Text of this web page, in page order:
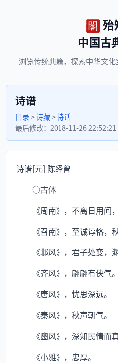
殆
中国古
浏览传统典籍， 探索中华文化
诗谱
目录>诗藏>诗话
最后修改： 2018-11-26 22:52:21
诗谱[元] 陈绎曾
○古体
《周南》，不离日用间，
《召南》，至诚谆恪，秋
《邶风》，君子处变，渊
《齐风》，翩翩有侠气。
《唐风》，忧思深远。
《秦风》，秋声朝气。
《豳风》，深知民情而真
《小雅》，忠厚。